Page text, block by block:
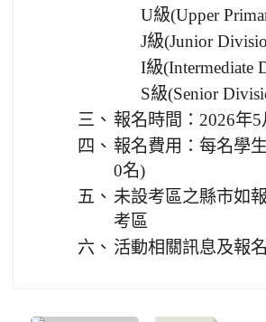
U級(Upper
J級(Junior
I級
S級(Senior
三、 報名時間：2026年
四、 報名費用：每名學
0名)
五、 未設考區之縣市如
考區
六、 活動相關訊息及報